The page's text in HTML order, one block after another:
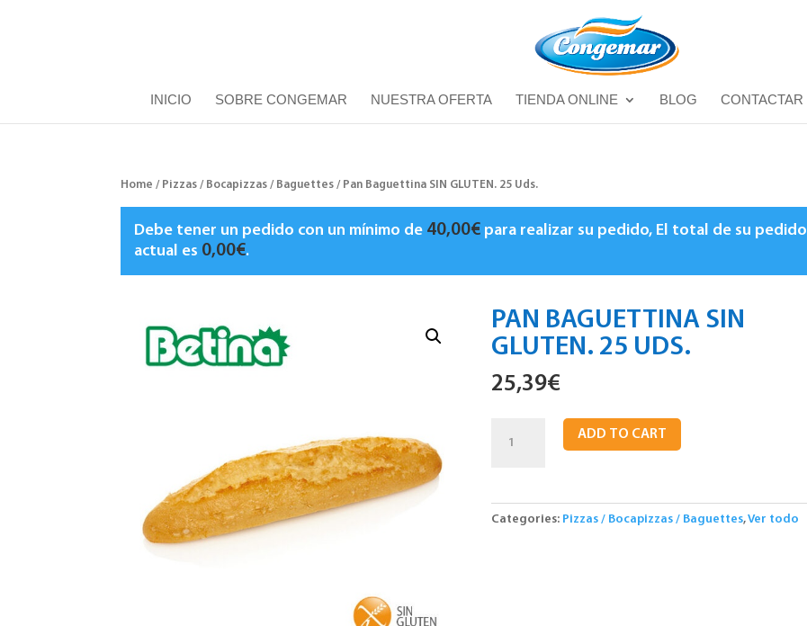
INICIO SOBRE CONGEMAR NUESTRA OFERTA TIENDA ONLINE BLOG CONTACTAR
Home / Pizzas / Bocapizzas / Baguettes / Pan Baguettina SIN GLUTEN. 25 Uds.
Debe tener un pedido con un mínimo de 40,00€ para realizar su pedido, El total de su pedido
actual es 0,00€.
PAN BAGUETTINA SIN
GLUTEN. 25 UDS.
25,39€
Baguettina
ADD TO CART
Categories: Pizzas / Bocapizzas / Baguettes,Ver todo